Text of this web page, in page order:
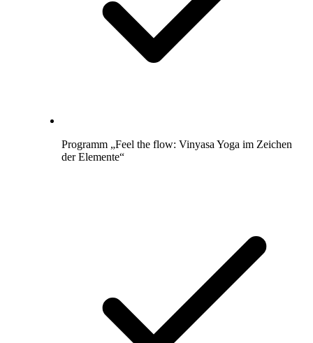
Programm „Feel the flow: Vinyasa Yoga im Zeichen
der Elemente“